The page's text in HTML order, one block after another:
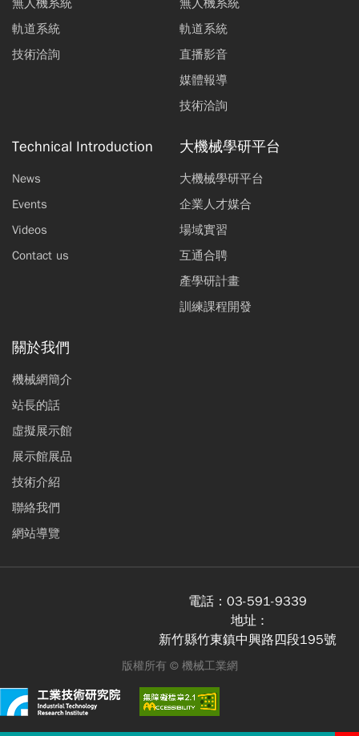
軌道系統
技術洽詢
軌道系統
直播影音
媒體報導
技術洽詢
Technical Introduction
News
Events
Videos
Contact us
大機械學研平台
大機械學研平台
企業人才媒合
場域實習
互通合聘
產學研計畫
訓練課程開發
關於我們
機械網簡介
站長的話
虛擬展示館
展示館展品
技術介紹
聯絡我們
網站導覽
電話： 03-591-9339
地址 :
新竹縣竹東鎮中興路四段195號
版權所有 © 機械工業網